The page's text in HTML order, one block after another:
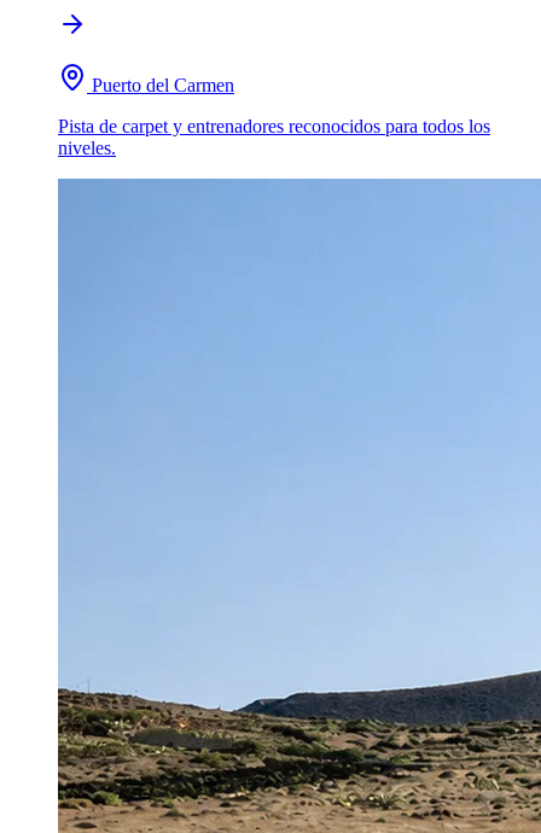
Puerto del Carmen
Pista de carpet y entrenadores reconocidos para todos los
niveles.